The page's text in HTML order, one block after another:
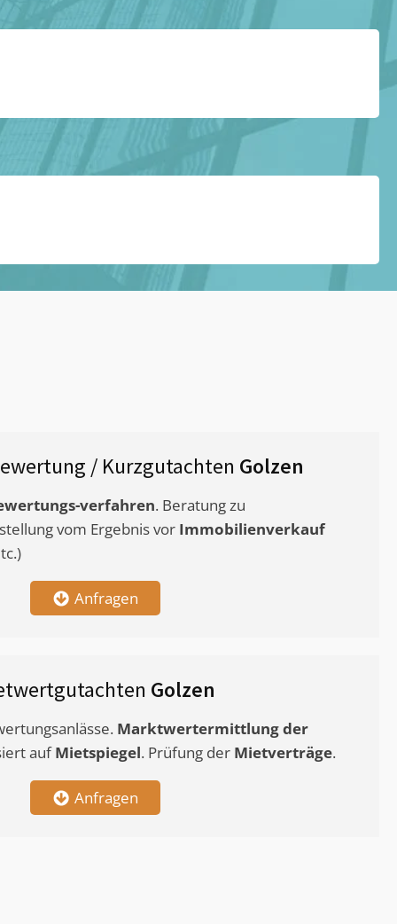
/ Kurzgutachten Golzen
verfahren. Beratung zu
vom Ergebnis vor Immobilienverkauf
Anfragen
Golzen
Marktwertermittlungder
aufMietspiegel. Prüfung der Mietverträge.
Anfragen